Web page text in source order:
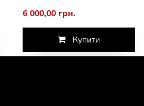
6 000,00 грн.
Купити